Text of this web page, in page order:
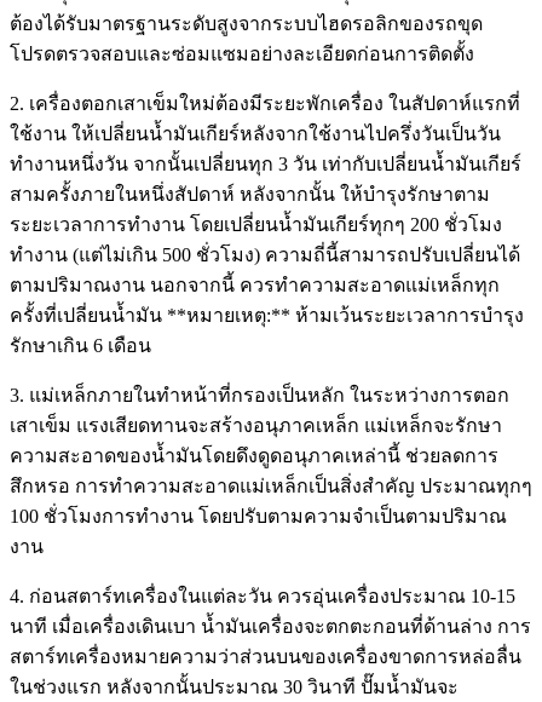
ต้องได้รับมาตรฐานระดับสูงจากระบบไฮดรอลิกของรถขุด
โปรดตรวจสอบและซ่อมแซมอย่างละเอียดก่อนการติดตั้ง
2. เครื่องตอกเสาเข็มใหม่ต้องมีระยะพักเครื่อง ในสัปดาห์แรกที่
ใช้งาน ให้เปลี่ยนน้ำมันเกียร์หลังจากใช้งานไปครึ่งวันเป็นวัน
ทำงานหนึ่งวัน จากนั้นเปลี่ยนทุก 3 วัน เท่ากับเปลี่ยนน้ำมันเกียร์
สามครั้งภายในหนึ่งสัปดาห์ หลังจากนั้น ให้บำรุงรักษาตาม
ระยะเวลาการทำงาน โดยเปลี่ยนน้ำมันเกียร์ทุกๆ 200 ชั่วโมง
ทำงาน (แต่ไม่เกิน 500 ชั่วโมง) ความถี่นี้สามารถปรับเปลี่ยนได้
ตามปริมาณงาน นอกจากนี้ ควรทำความสะอาดแม่เหล็กทุก
ครั้งที่เปลี่ยนน้ำมัน **หมายเหตุ:** ห้ามเว้นระยะเวลาการบำรุง
รักษาเกิน 6 เดือน
3. แม่เหล็กภายในทำหน้าที่กรองเป็นหลัก ในระหว่างการตอก
เสาเข็ม แรงเสียดทานจะสร้างอนุภาคเหล็ก แม่เหล็กจะรักษา
ความสะอาดของน้ำมันโดยดึงดูดอนุภาคเหล่านี้ ช่วยลดการ
สึกหรอ การทำความสะอาดแม่เหล็กเป็นสิ่งสำคัญ ประมาณทุกๆ
100 ชั่วโมงการทำงาน โดยปรับตามความจำเป็นตามปริมาณ
งาน
4. ก่อนสตาร์ทเครื่องในแต่ละวัน ควรอุ่นเครื่องประมาณ 10-15
นาที เมื่อเครื่องเดินเบา น้ำมันเครื่องจะตกตะกอนที่ด้านล่าง การ
สตาร์ทเครื่องหมายความว่าส่วนบนของเครื่องขาดการหล่อลื่น
ในช่วงแรก หลังจากนั้นประมาณ 30 วินาที ปั๊มน้ำมันจะ